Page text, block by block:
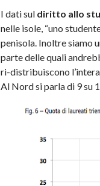
I dati sul diritto allo
nelle isole, “uno
penisola. Inoltre siamo
parte delle quali
ri-distribuiscono
Al Nord si parla di 9 su